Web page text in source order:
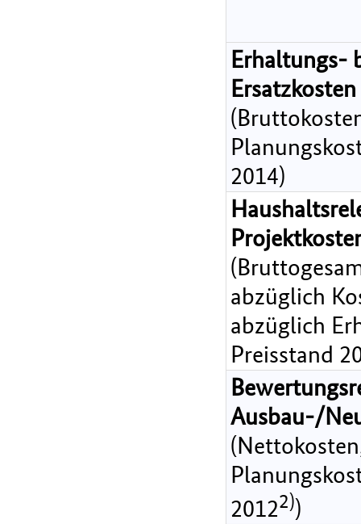
Erhaltungs-
Ersatzkosten
2014)
abzüglich
abzüglich
Preisstand
Ausbau-/
20122))